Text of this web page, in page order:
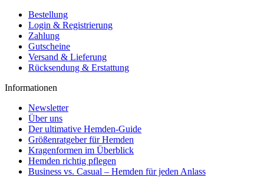
Bestellung
Login & Registrierung
Zahlung
Gutscheine
Versand & Lieferung
Rücksendung & Erstattung
Informationen
Newsletter
Über uns
Der ultimative Hemden-Guide
Größenratgeber für Hemden
Kragenformen im Überblick
Hemden richtig pflegen
Business vs. Casual – Hemden für jeden Anlass